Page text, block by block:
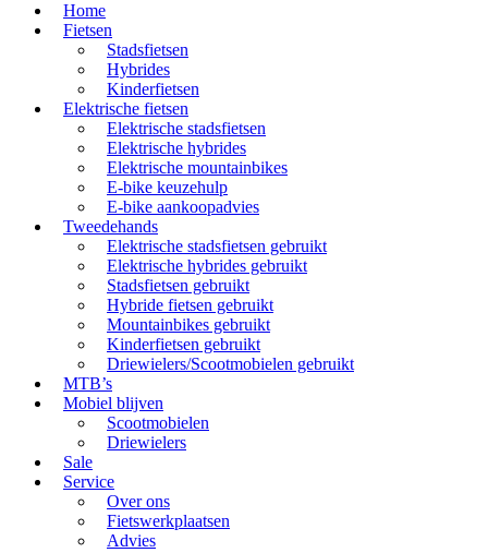
Home
Fietsen
Stadsfietsen
Hybrides
Kinderfietsen
Elektrische fietsen
Elektrische stadsfietsen
Elektrische hybrides
Elektrische mountainbikes
E-bike keuzehulp
E-bike aankoopadvies
Tweedehands
Elektrische stadsfietsen gebruikt
Elektrische hybrides gebruikt
Stadsfietsen gebruikt
Hybride fietsen gebruikt
Mountainbikes gebruikt
Kinderfietsen gebruikt
Driewielers/Scootmobielen gebruikt
MTB’s
Mobiel blijven
Scootmobielen
Driewielers
Sale
Service
Over ons
Fietswerkplaatsen
Advies